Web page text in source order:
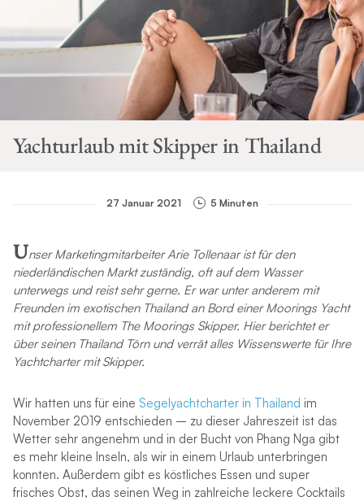
Yachturlaub mit Skipper in Thailand
27 Januar 2021 5 Minuten
Unser Marketingmitarbeiter Arie Tollenaar ist für den
niederländischen Markt zuständig, oft auf dem Wasser
unterwegs und reist sehr gerne. Er war unter anderem mit
Freunden im exotischen Thailand an Bord einer Moorings Yacht
mit professionellem The Moorings Skipper. Hier berichtet er
über seinen Thailand Törn und verrät alles Wissenswerte für Ihre
Yachtcharter mit Skipper.
Wir hatten uns für eine Segelyachtcharter in Thailand im
November 2019 entschieden – zu dieser Jahreszeit ist das
Wetter sehr angenehm und in der Bucht von Phang Nga gibt
es mehr kleine Inseln, als wir in einem Urlaub unterbringen
konnten. Außerdem gibt es köstliches Essen und super
frisches Obst, das seinen Weg in zahlreiche leckere Cocktails